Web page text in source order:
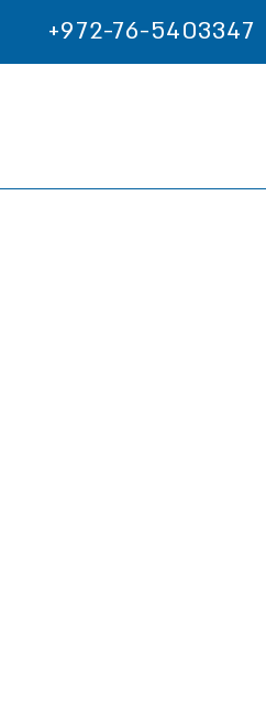
+972-76-5403347